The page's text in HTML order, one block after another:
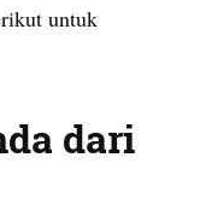
untuk
dari